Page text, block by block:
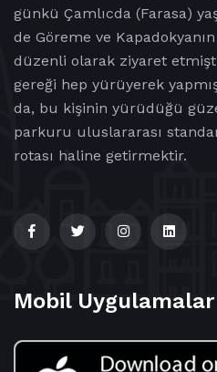
günkü Çamlıcda (Farasa)
de Göreme ve
düzenli olarak ziyaret
gereği hep yürüyerek
da, bu kişinin yürüdüğü
parkuru uluslararası
rotası haline getirmektir.
Mobil Uygulamalar